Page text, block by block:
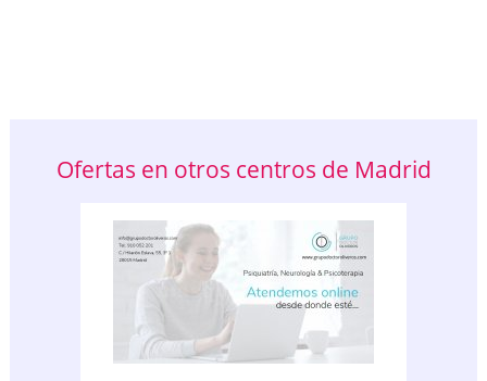
Ofertas en otros centros de Madrid